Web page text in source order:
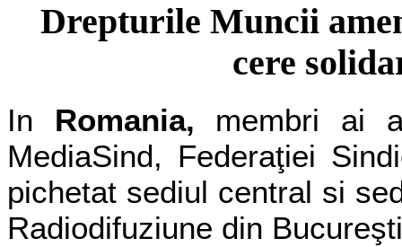
Drepturile Muncii
cere
In Romania, membri ai
MediaSind, Federaţiei
pichetat sediul central si
Radiodifuziune din